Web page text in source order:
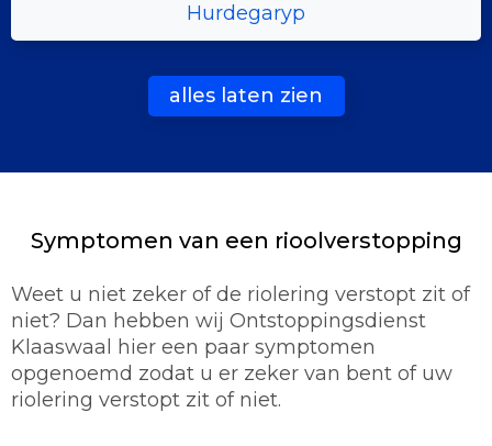
Hurdegaryp
alles laten zien
Symptomen van een rioolverstopping
Weet u niet zeker of de riolering verstopt zit of
niet? Dan hebben wij Ontstoppingsdienst
Klaaswaal hier een paar symptomen
opgenoemd zodat u er zeker van bent of uw
riolering verstopt zit of niet.